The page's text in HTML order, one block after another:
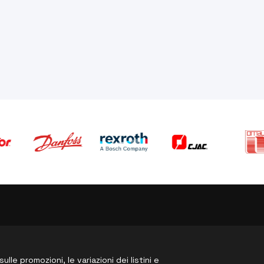
promozioni, le variazioni dei listini e